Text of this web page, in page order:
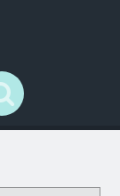
Search